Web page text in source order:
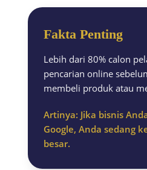
Fakta Penting
Lebih dari 80% calon
pencarian online
membeli produk atau
Artinya: Jika bisnis
Google, Anda sedang
besar.